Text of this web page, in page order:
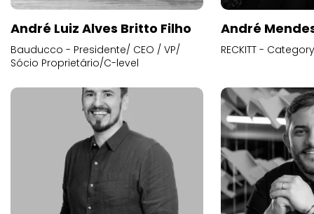
André Luiz Alves Britto Filho
Bauducco - Presidente/ CEO / VP/
Sócio Proprietário/C-level
André
RECKITT -